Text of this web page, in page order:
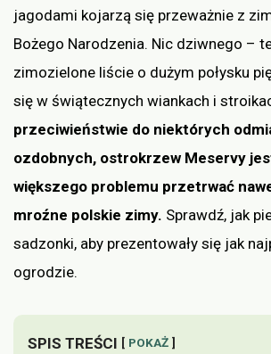
jagodami kojarzą się przeważnie z
Bożego Narodzenia. Nic dziwnego –
zimozielone liście o dużym połysku
się w świątecznych wiankach i
przeciwieństwie do niektórych
ozdobnych, ostrokrzew Meservy
większego problemu przetrwać
mroźne polskie zimy. Sprawdź, jak
sadzonki, aby prezentowały się jak
ogrodzie.
SPIS TREŚCI POKAŻ